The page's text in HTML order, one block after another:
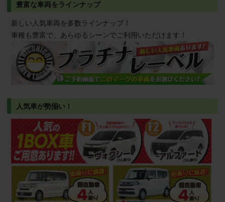
豊富な車両をラインナップ
新しい人気車両を多数ラインナップ！
車種も豊富で、あらゆるシーンでご利用いただけます！
人気車が勢揃い！